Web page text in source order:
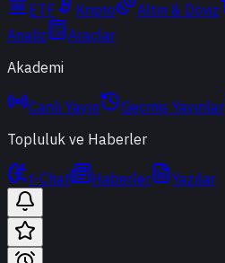
ETF
Kripto Altın & Döviz
Analiz
Araçlar
Akademi
Canlı Yayın Geçmiş Yayınlar
Topluluk ve Haberler
t-Chat Haberler Yazılar